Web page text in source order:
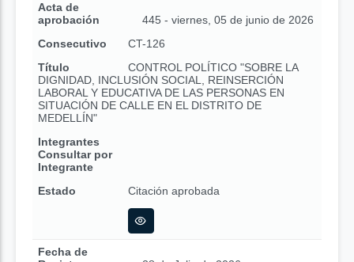
Acta de
aprobación
445 - viernes, 05 de junio de 2026
Consecutivo
CT-126
Título
CONTROL POLÍTICO "SOBRE LA
DIGNIDAD, INCLUSIÓN SOCIAL, REINSERCIÓN
LABORAL Y EDUCATIVA DE LAS PERSONAS EN
SITUACIÓN DE CALLE EN EL DISTRITO DE
MEDELLÍN"
Integrantes
Consultar por
Integrante
Estado
Citación aprobada
Fecha de